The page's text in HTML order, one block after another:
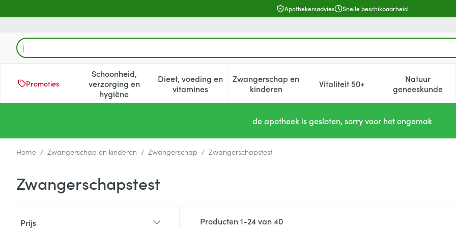
Apothekersadvies Snelle beschikbaarheid
Product, merk, categorie...
Promoties
Schoonheid,
verzorging en
hygiëne
Toon submenu voor Schoonheid, verzorging en hygiëne categorie
Dieet, voeding en
vitaminesToon submenu voor Dieet, voeding en vitamines categorie
Zwangerschap en
kinderenToon submenu voor Zwangerschap en kinderen
Vitaliteit 50+Toon submenu voor Vitaliteit
Natuur
geneeskunde
Toon
de apotheek is gesloten, sorry voor het ongemak
Home / Zwangerschap en kinderen / Zwangerschap / Zwangerschapstest
Zwangerschapstest
Prijs
Producten1-24van40